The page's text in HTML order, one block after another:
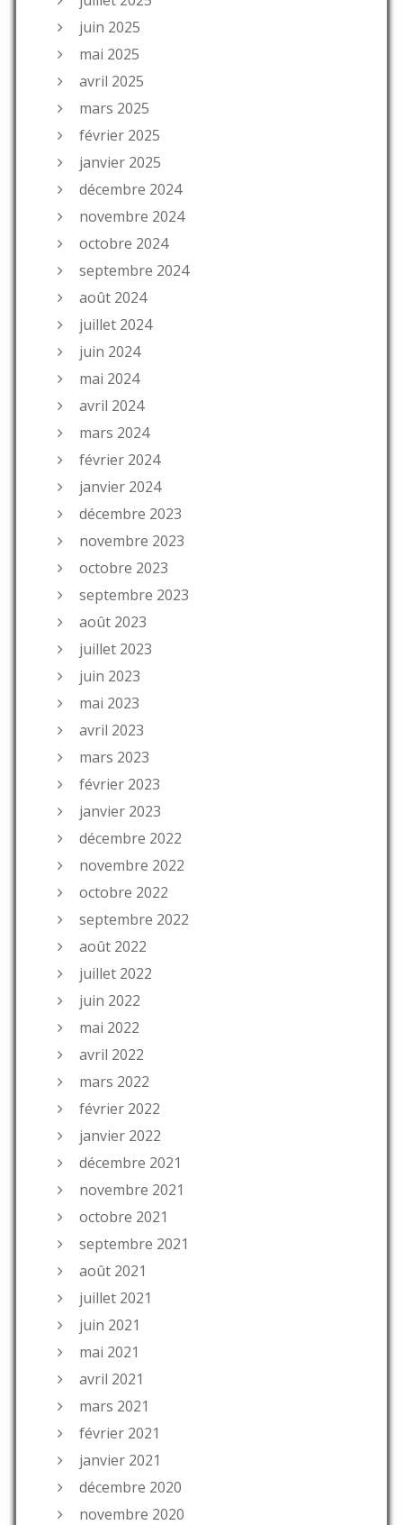
juin 2025
mai 2025
avril 2025
mars 2025
février 2025
janvier 2025
décembre 2024
novembre 2024
octobre 2024
septembre 2024
août 2024
juillet 2024
juin 2024
mai 2024
avril 2024
mars 2024
février 2024
janvier 2024
décembre 2023
novembre 2023
octobre 2023
septembre 2023
août 2023
juillet 2023
juin 2023
mai 2023
avril 2023
mars 2023
février 2023
janvier 2023
décembre 2022
novembre 2022
octobre 2022
septembre 2022
août 2022
juillet 2022
juin 2022
mai 2022
avril 2022
mars 2022
février 2022
janvier 2022
décembre 2021
novembre 2021
octobre 2021
septembre 2021
août 2021
juillet 2021
juin 2021
mai 2021
avril 2021
mars 2021
février 2021
janvier 2021
décembre 2020
novembre 2020